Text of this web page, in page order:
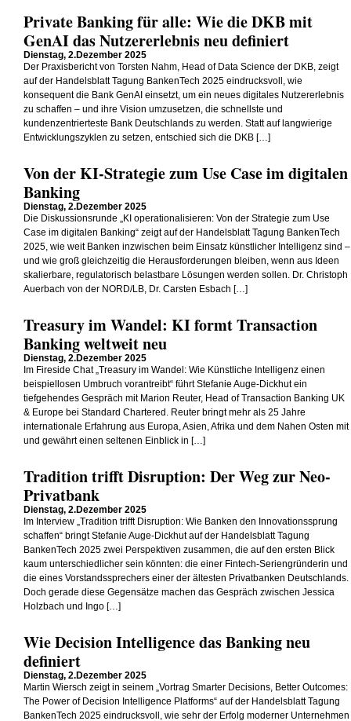
Private Banking für alle: Wie die DKB mit
GenAI das Nutzererlebnis neu definiert
Dienstag, 2.Dezember 2025
Der Praxisbericht von Torsten Nahm, Head of Data Science der DKB, zeigt
auf der Handelsblatt Tagung BankenTech 2025 eindrucksvoll, wie
konsequent die Bank GenAI einsetzt, um ein neues digitales Nutzererlebnis
zu schaffen – und ihre Vision umzusetzen, die schnellste und
kundenzentrierteste Bank Deutschlands zu werden. Statt auf langwierige
Entwicklungszyklen zu setzen, entschied sich die DKB […]
Von der KI-Strategie zum Use Case im digitalen
Banking
Dienstag, 2.Dezember 2025
Die Diskussionsrunde „KI operationalisieren: Von der Strategie zum Use
Case im digitalen Banking“ zeigt auf der Handelsblatt Tagung BankenTech
2025, wie weit Banken inzwischen beim Einsatz künstlicher Intelligenz sind –
und wie groß gleichzeitig die Herausforderungen bleiben, wenn aus Ideen
skalierbare, regulatorisch belastbare Lösungen werden sollen. Dr. Christoph
Auerbach von der NORD/LB, Dr. Carsten Esbach […]
Treasury im Wandel: KI formt Transaction
Banking weltweit neu
Dienstag, 2.Dezember 2025
Im Fireside Chat „Treasury im Wandel: Wie Künstliche Intelligenz einen
beispiellosen Umbruch vorantreibt“ führt Stefanie Auge-Dickhut ein
tiefgehendes Gespräch mit Marion Reuter, Head of Transaction Banking UK
& Europe bei Standard Chartered. Reuter bringt mehr als 25 Jahre
internationale Erfahrung aus Europa, Asien, Afrika und dem Nahen Osten mit
und gewährt einen seltenen Einblick in […]
Tradition trifft Disruption: Der Weg zur Neo-
Privatbank
Dienstag, 2.Dezember 2025
Im Interview „Tradition trifft Disruption: Wie Banken den Innovationssprung
schaffen“ bringt Stefanie Auge-Dickhut auf der Handelsblatt Tagung
BankenTech 2025 zwei Perspektiven zusammen, die auf den ersten Blick
kaum unterschiedlicher sein könnten: die einer Fintech-Seriengründerin und
die eines Vorstandssprechers einer der ältesten Privatbanken Deutschlands.
Doch gerade diese Gegensätze machen das Gespräch zwischen Jessica
Holzbach und Ingo […]
Wie Decision Intelligence das Banking neu
definiert
Dienstag, 2.Dezember 2025
Martin Wiersch zeigt in seinem „Vortrag Smarter Decisions, Better Outcomes:
The Power of Decision Intelligence Platforms“ auf der Handelsblatt Tagung
BankenTech 2025 eindrucksvoll, wie sehr der Erfolg moderner Unternehmen